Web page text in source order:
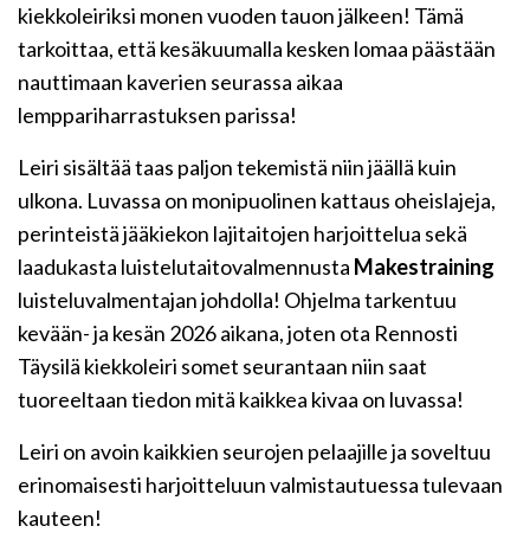
kiekkoleiriksi monen vuoden tauon jälkeen! Tämä
tarkoittaa, että kesäkuumalla kesken lomaa päästään
nauttimaan kaverien seurassa aikaa
lemppariharrastuksen parissa!
Leiri sisältää taas paljon tekemistä niin jäällä kuin
ulkona. Luvassa on monipuolinen kattaus oheislajeja,
perinteistä jääkiekon lajitaitojen harjoittelua sekä
laadukasta luistelutaitovalmennusta Makestraining
luisteluvalmentajan johdolla! Ohjelma tarkentuu
kevään- ja kesän 2026 aikana, joten ota Rennosti
Täysilä kiekkoleiri somet seurantaan niin saat
tuoreeltaan tiedon mitä kaikkea kivaa on luvassa!
Leiri on avoin kaikkien seurojen pelaajille ja soveltuu
erinomaisesti harjoitteluun valmistautuessa tulevaan
kauteen!